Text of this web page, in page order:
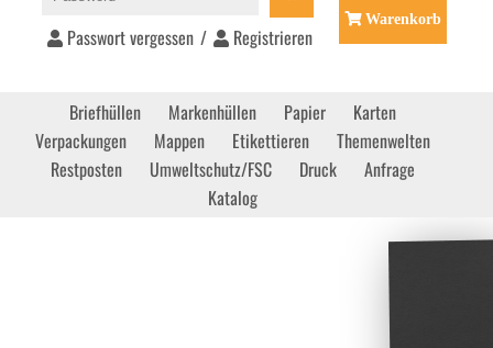
Passwort vergessen / Registrieren
Warenkorb
Briefhüllen Markenhüllen Papier
Karten
Verpackungen
Mappen Etikettieren
Themenwelten
Restposten
Umweltschutz/FSC Druck
Anfrage
Katalog